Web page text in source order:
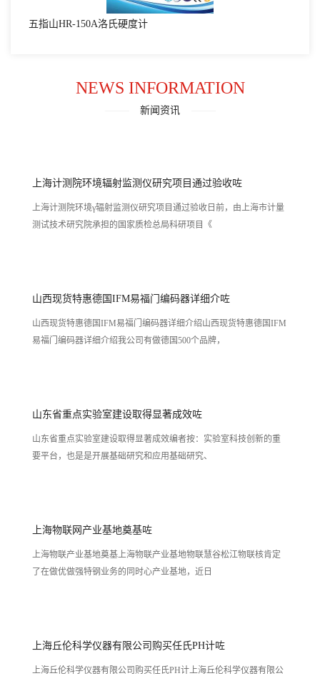
五指山HR-150A洛氏硬度计
NEWS INFORMATION
新闻资讯
上海计测院环境辐射监测仪研究项目通过验收咗
上海计测院环境γ辐射监测仪研究项目通过验收日前，由上海市计量
测试技术研究院承担的国家质检总局科研项目《
山西现货特惠德国IFM易福门编码器详细介咗
山西现货特惠德国IFM易福门编码器详细介绍山西现货特惠德国IFM
易福门编码器详细介绍我公司有做德国500个品牌，
山东省重点实验室建设取得显著成效咗
山东省重点实验室建设取得显著成效编者按：实验室科技创新的重
要平台，也是是开展基础研究和应用基础研究、
上海物联网产业基地奠基咗
上海物联产业基地奠基上海物联产业基地物联慧谷松江物联核肯定
了在做优做强特钢业务的同时心产业基地，近日
上海丘伦科学仪器有限公司购买任氏PH计咗
上海丘伦科学仪器有限公司购买任氏PH计上海丘伦科学仪器有限公